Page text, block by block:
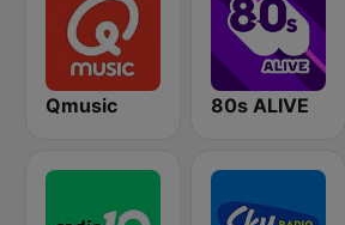
Qmusic 80s ALIVE